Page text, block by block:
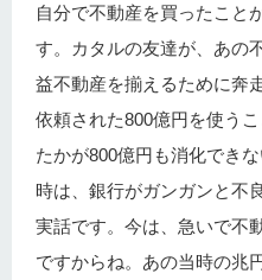
自分で不動産を買ったこと
す。カタルの友達が、あの
益不動産を揃えるために奔
依頼された800億円を使う
たかが800億円も消化でき
時は、銀行がガンガンと不
実話です。今は、急いで不
ですからね。あの当時の兆